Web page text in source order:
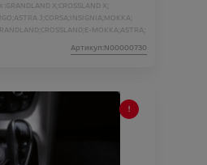
GRANDLAND X; CROSSLAND X;
ASTRA J; CORSA; INSIGNIA; MOKKA;
CROSSLAND; E-MOKKA; ASTRA;
Артикул:N00000730